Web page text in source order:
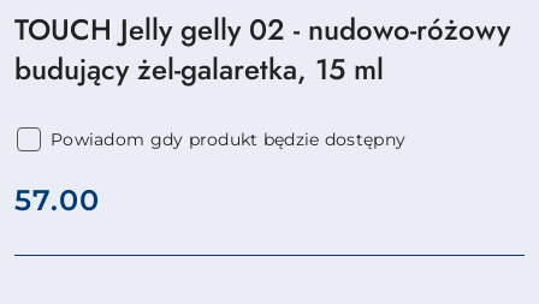
TOUCH Jelly gelly 02 - nudowo-różowy
budujący żel-galaretka, 15 ml
Powiadom gdy produkt będzie dostępny
cena:
57.00